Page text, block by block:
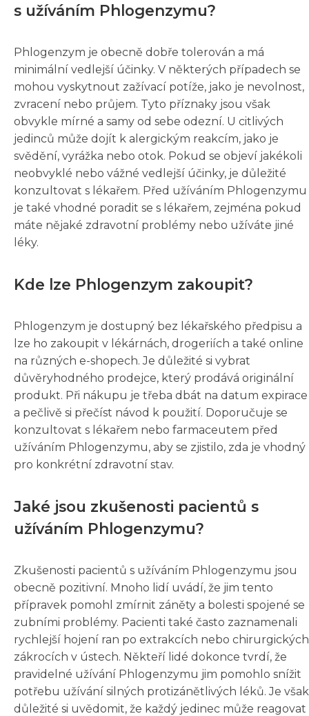
s užíváním Phlogenzymu?
Phlogenzym je obecně dobře tolerován a má
minimální vedlejší účinky. V některých případech se
mohou vyskytnout zažívací potíže, jako je nevolnost,
zvracení nebo průjem. Tyto příznaky jsou však
obvykle mírné a samy od sebe odezní. U citlivých
jedinců může dojít k alergickým reakcím, jako je
svědění, vyrážka nebo otok. Pokud se objeví jakékoli
neobvyklé nebo vážné vedlejší účinky, je důležité
konzultovat s lékařem. Před užíváním Phlogenzymu
je také vhodné poradit se s lékařem, zejména pokud
máte nějaké zdravotní problémy nebo užíváte jiné
léky.
Kde lze Phlogenzym zakoupit?
Phlogenzym je dostupný bez lékařského předpisu a
lze ho zakoupit v lékárnách, drogeriích a také online
na různých e-shopech. Je důležité si vybrat
důvěryhodného prodejce, který prodává originální
produkt. Při nákupu je třeba dbát na datum expirace
a pečlivě si přečíst návod k použití. Doporučuje se
konzultovat s lékařem nebo farmaceutem před
užíváním Phlogenzymu, aby se zjistilo, zda je vhodný
pro konkrétní zdravotní stav.
Jaké jsou zkušenosti pacientů s
užíváním Phlogenzymu?
Zkušenosti pacientů s užíváním Phlogenzymu jsou
obecně pozitivní. Mnoho lidí uvádí, že jim tento
přípravek pomohl zmírnit záněty a bolesti spojené se
zubními problémy. Pacienti také často zaznamenali
rychlejší hojení ran po extrakcích nebo chirurgických
zákrocích v ústech. Někteří lidé dokonce tvrdí, že
pravidelné užívání Phlogenzymu jim pomohlo snížit
potřebu užívání silných protizánětlivých léků. Je však
důležité si uvědomit, že každý jedinec může reagovat